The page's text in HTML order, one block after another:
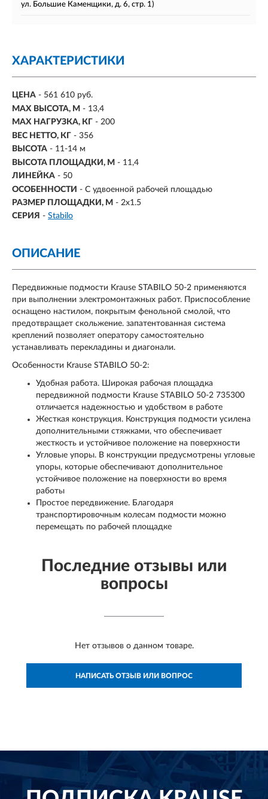
ул. Большие Каменщики, д. 6, стр. 1)
ХАРАКТЕРИСТИКИ
ЦЕНА - 561 610 руб.
MAX ВЫСОТА, М - 13,4
MAX НАГРУЗКА, КГ - 200
ВЕС НЕТТО, КГ - 356
ВЫСОТА - 11-14 м
ВЫСОТА ПЛОЩАДКИ, М - 11,4
ЛИНЕЙКА - 50
ОСОБЕННОСТИ - С удвоенной рабочей площадью
РАЗМЕР ПЛОЩАДКИ, М - 2х1.5
СЕРИЯ - Stabilo
ОПИСАНИЕ
Передвижные подмости Krause STABILO 50-2 применяются
при выполнении электромонтажных работ. Приспособление
оснащено настилом, покрытым фенольной смолой, что
предотвращает скольжение. запатентованная система
креплений позволяет оператору самостоятельно
устанавливать перекладины и диагонали.
Особенности Krause STABILO 50-2:
Удобная работа. Широкая рабочая площадка
передвижной подмости Krause STABILO 50-2 735300
отличается надежностью и удобством в работе
Жесткая конструкция. Конструкция подмости усилена
дополнительными стяжками, что обеспечивает
жесткость и устойчивое положение на поверхности
Угловые упоры. В конструкции предусмотрены угловые
упоры, которые обеспечивают дополнительное
устойчивое положение на поверхности во время
работы
Простое передвижение. Благодаря
транспортировочным колесам подмости можно
перемещать по рабочей площадке
Последние отзывы или
вопросы
Нет отзывов о данном товаре.
НАПИСАТЬ ОТЗЫВ ИЛИ ВОПРОС